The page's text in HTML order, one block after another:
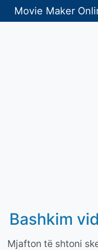
Movie Maker
Bashkim
Mjafton të shtoni